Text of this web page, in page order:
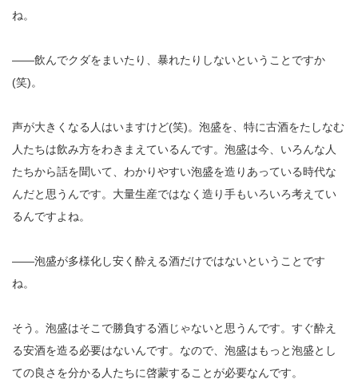
ね。
――飲んでクダをまいたり、暴れたりしないということですか
(笑)。
声が大きくなる人はいますけど(笑)。泡盛を、特に古酒をたしなむ
人たちは飲み方をわきまえているんです。泡盛は今、いろんな人
たちから話を聞いて、わかりやすい泡盛を造りあっている時代な
んだと思うんです。大量生産ではなく造り手もいろいろ考えてい
るんですよね。
――泡盛が多様化し安く酔える酒だけではないということです
ね。
そう。泡盛はそこで勝負する酒じゃないと思うんです。すぐ酔え
る安酒を造る必要はないんです。なので、泡盛はもっと泡盛とし
ての良さを分かる人たちに啓蒙することが必要なんです。